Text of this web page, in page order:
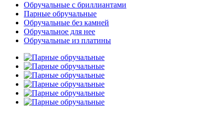
Обручальные с бриллиантами
Парные обручальные
Обручальные без камней
Обручальное для нее
Обручальные из платины